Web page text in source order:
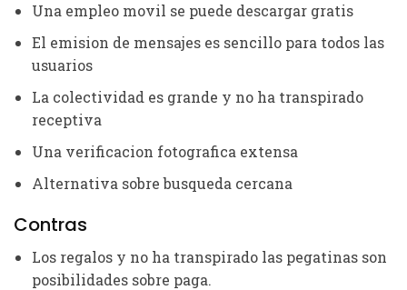
Una empleo movil se puede descargar gratis
El emision de mensajes es sencillo para todos las
usuarios
La colectividad es grande y no ha transpirado
receptiva
Una verificacion fotografica extensa
Alternativa sobre busqueda cercana
Contras
Los regalos y no ha transpirado las pegatinas son
posibilidades sobre paga.